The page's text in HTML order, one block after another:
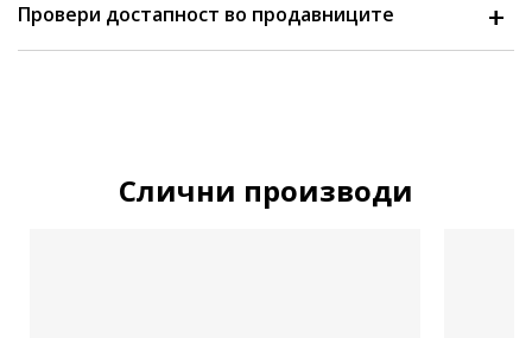
Провери достапност во продавниците
Слични производи